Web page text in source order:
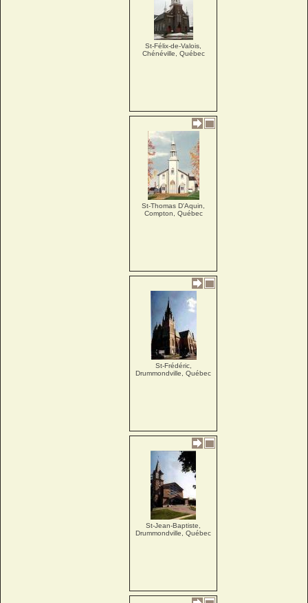
St-Félix-de-Valois,
Chénéville, Québec
St-Thomas D'Aquin,
Compton, Québec
St-Frédéric,
Drummondville, Québec
St-Jean-Baptiste,
Drummondville, Québec